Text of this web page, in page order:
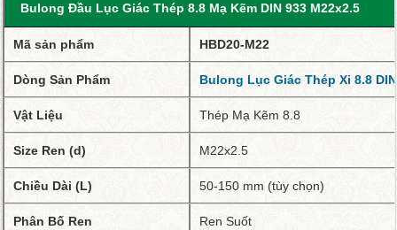
Bulong Đầu Lục Giác Thép 8.8 Mạ Kẽm DIN 933 M22x2.5
Mã sản phẩm HBD20-M22
Dòng Sản Phẩm Bulong Lục Giác Thép Xi 8.8
Vật Liệu Thép Mạ Kẽm 8.8
Size Ren (d) M22x2.5
Chiều Dài (L) 50-150 mm (tùy chọn)
Phân Bố Ren Ren Suốt